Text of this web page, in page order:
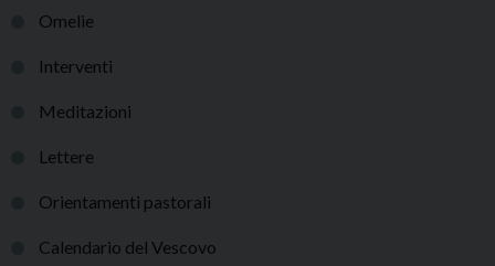
Omelie
Interventi
Meditazioni
Lettere
Orientamenti pastorali
Calendario del Vescovo